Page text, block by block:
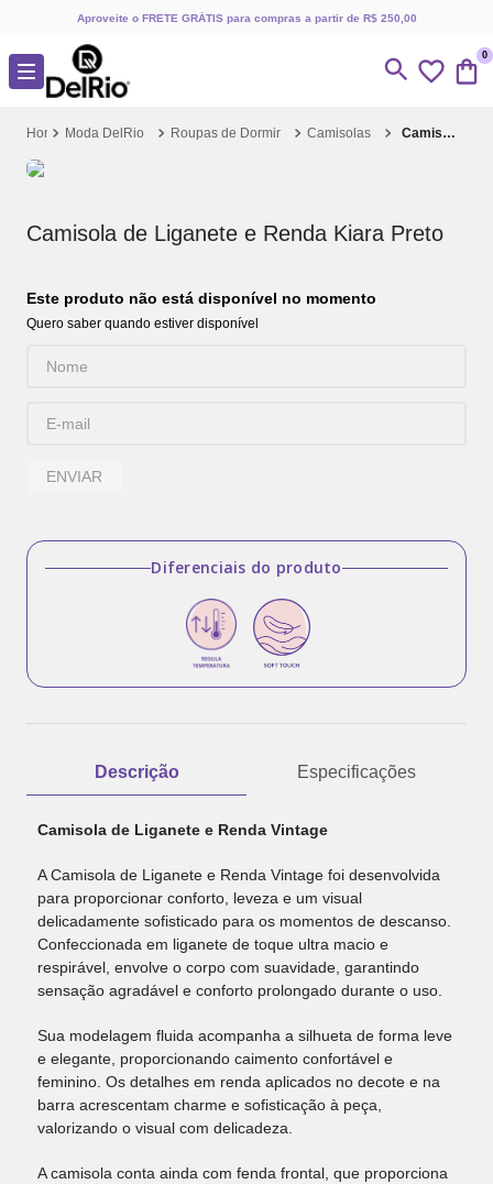
Aproveite o FRETE GRÁTIS para compras a partir de R$ 250,00
0
Moda DelRio Roupas de Dormir Camisolas Camisola de Liganete e Renda Kiara Preto
Camisola de Liganete e Renda Kiara Preto
Este produto não está disponível no momento
Quero saber quando estiver disponível
ENVIAR
Diferenciais do produto
Descrição Especificações
Camisola de Liganete e Renda Vintage
A Camisola de Liganete e Renda Vintage foi desenvolvida
para proporcionar conforto, leveza e um visual
delicadamente sofisticado para os momentos de descanso.
Confeccionada em liganete de toque ultra macio e
respirável, envolve o corpo com suavidade, garantindo
sensação agradável e conforto prolongado durante o uso.
Sua modelagem fluida acompanha a silhueta de forma leve
e elegante, proporcionando caimento confortável e
feminino. Os detalhes em renda aplicados no decote e na
barra acrescentam charme e sofisticação à peça,
valorizando o visual com delicadeza.
A camisola conta ainda com fenda frontal, que proporciona